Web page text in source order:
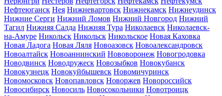
Нефтеюганск Нея Нижневартовск Нижнекамск Нижнеудинск
Нижние Серги Нижний Ломов Нижний Новгород Нижний
Тагил Нижняя Салда Нижняя Тура Николаевск Николаевск-
на-Амуре Никольск Никольск Никольское Новая Каховка
Новая Ладога Новая Ляля Новоазовск Новоалександровск
Новоалтайск Новоаннинский Нововоронеж Новогродовка
Новодвинск Новодружеск Новозыбков Новокубанск
Новокузнецк Новокуйбышевск Новомичуринск
Новомосковск Новопавловск Новоржев Новороссийск
Новосибирск Новосиль Новосокольники Новотроицк